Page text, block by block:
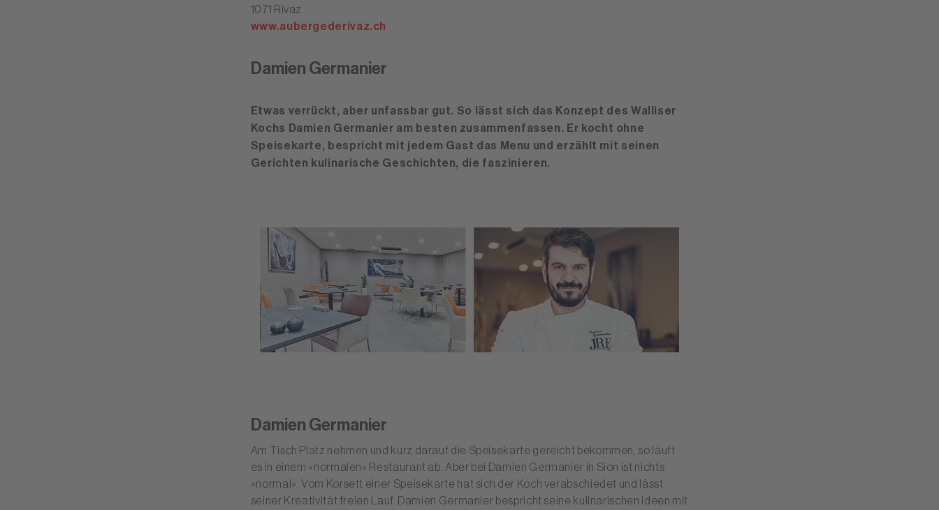
1071 Rivaz
www.aubergederivaz.ch
Damien Germanier
Etwas verrückt, aber unfassbar gut. So lässt sich das Konzept des Walliser
Kochs Damien Germanier am besten zusammenfassen. Er kocht ohne
Speisekarte, bespricht mit jedem Gast das Menu und erzählt mit seinen
Gerichten kulinarische Geschichten, die faszinieren.
Damien Germanier
Am Tisch Platz nehmen und kurz darauf die Speisekarte gereicht bekommen, so läuft
es in einem «normalen» Restaurant ab. Aber bei Damien Germanier in Sion ist nichts
«normal». Vom Korsett einer Speisekarte hat sich der Koch verabschiedet und lässt
seiner Kreativität freien Lauf. Damien Germanier bespricht seine kulinarischen Ideen mit